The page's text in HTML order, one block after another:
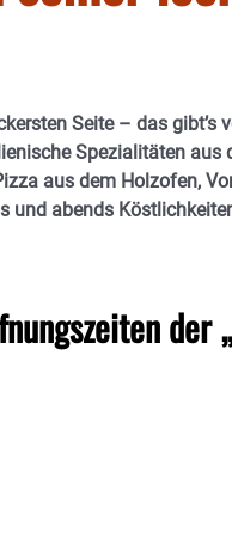
Seite – das
Spezialitäten
aus dem Holzofen,
und abends
der